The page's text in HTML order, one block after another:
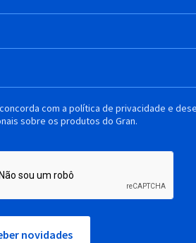
com a política de privacidade e
sobre os produtos do Gran.
novidades